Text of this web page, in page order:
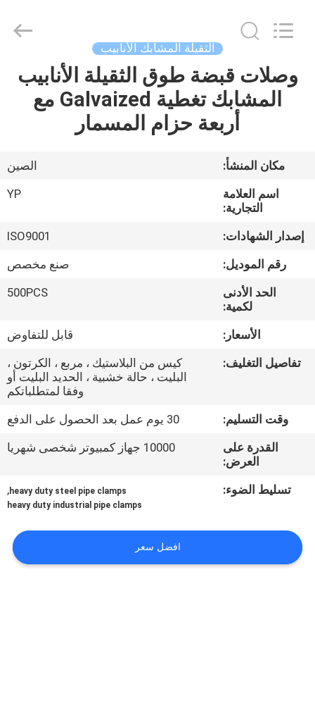
المنزل
معلومات
جولة
المصنع
الجودة
خريطة
TRADE
CO.,LTD.
الثقيلة المشابك الأنابيب
وصلات قبضة طوق الثقيلة الأنابيب
المشابك تغطية Galvaized مع
أربعة حزام المسمار
مكان المنشأ:
الصين
اسم العلامة
التجارية:
YP
إصدار الشهادات:
ISO9001
رقم الموديل:
صنع مخصص
الحد الأدنى
لكمية:
500PCS
الأسعار:
قابل للتفاوض
تفاصيل التغليف:
كيس من البلاستيك ، مربع ، الكرتون ،
البليت ، حالة خشبية ، الحديد البليت أو
وفقا لمتطلباتكم
وقت التسليم:
30 يوم عمل بعد الحصول على الدفع
القدرة على
العرض:
10000 جهاز كمبيوتر شخصى شهريا
تسليط الضوء: heavy duty steel pipe clamps
,
heavy duty industrial pipe clamps
افضل سعر